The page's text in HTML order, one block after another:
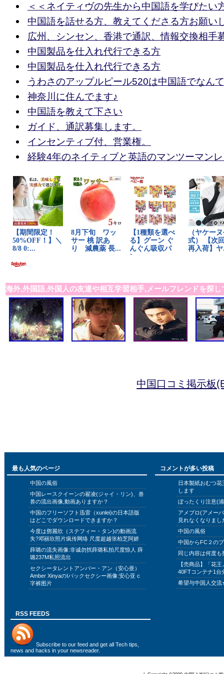
＜＜ネイティヴの先生から中国語を学びたい
中国語を話せる方、教えてくださる方お願い
広州、シンセン、香港で通訳、情報交換相手
中国製品を仕入れ代行できる方
中国製品を仕入れ代行できる方
うわさのアップルピール520は中国語でなん
神奈川に住んでます♪
中国語を教えて下さい
ガイド、通訳募集します。
インセンティブ付、営業権。
経験4年のネイティブと英語のマンツーマン
海外,外国語,外国人の友達や相互学習相手,メールフレンドを探し
中国口コミ掲示板
最も人気のページ
中国の風俗
中国レースクイーンの翟凌(ジャイ・リン)、兽
兽の流出画像,動画ありますか？
中国のフリーソフト迅雷（xunlei)の日本語版
はどこでダウンロードできますか？
今度は鄧麗欣（ステフィー・タン)の動画流
失?邓丽欣照片疯传网络 尺度超越张柏芝阿娇
薛璐の流失画像:非诚勿扰薛璐私拍尺度惊人 薛
璐237M私照流出
セクシータレントアンバー・アン（安心亜）
Amber XinyaのIバックセクシー画像:安心亚 c
字裤图片
コメントが多い投稿
日本製紙おむつ
します
ぼったくり注意(
アメブロ(アメー
見れなくなりまし
中国の風俗
中国からFC２の
同じ内容は何度
【売商品】「花
40FTコンテナ1台
希望与中国人交
RSS FEEDS
Subscribe to our feed and get all Tech tips,
news and hacks in your newsreader.